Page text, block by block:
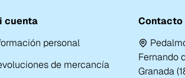
cuenta
personal
de mercancía
Contacto
Fernando
Granada